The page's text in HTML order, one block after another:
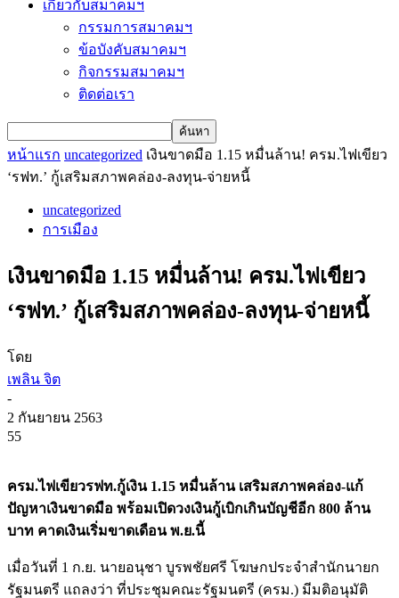
เกี่ยวกับสมาคมฯ
กรรมการสมาคมฯ
ข้อบังคับสมาคมฯ
กิจกรรมสมาคมฯ
ติดต่อเรา
หน้าแรก uncategorized เงินขาดมือ 1.15 หมื่นล้าน! ครม.ไฟเขียว
‘รฟท.’ กู้เสริมสภาพคล่อง-ลงทุน-จ่ายหนี้
uncategorized
การเมือง
เงินขาดมือ 1.15 หมื่นล้าน! ครม.ไฟเขียว
‘รฟท.’ กู้เสริมสภาพคล่อง-ลงทุน-จ่ายหนี้
โดย
เพลิน จิต
-
2 กันยายน 2563
55
ครม.ไฟเขียวรฟท.กู้เงิน 1.15 หมื่นล้าน เสริมสภาพคล่อง-แก้
ปัญหาเงินขาดมือ พร้อมเปิดวงเงินกู้เบิกเกินบัญชีอีก 800 ล้าน
บาท คาดเงินเริ่มขาดเดือน พ.ย.นี้
เมื่อวันที่ 1 ก.ย. นายอนุชา บูรพชัยศรี โฆษกประจำสำนักนายก
รัฐมนตรี แถลงว่า ที่ประชุมคณะรัฐมนตรี (ครม.) มีมติอนุมัติ